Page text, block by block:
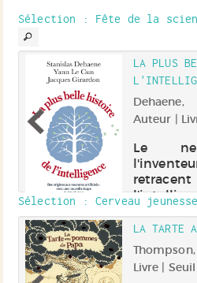
Sélection : Fête de la
LA PLUS
Auteur |
Le
dans la
avec
Sélection : Cerveau jeunesse
LA TARTE
Livre |